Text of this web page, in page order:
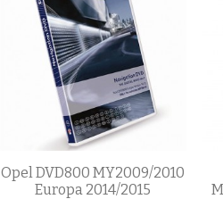
Opel DVD800 MY2009/2010
Europa 2014/2015